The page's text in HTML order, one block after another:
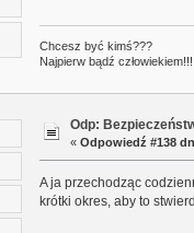
Chcesz być kimś???
Najpierw bądź człowiekiem!!!
Odp:
«Odpowiedź #138
A ja przechodząc
krótki okres, aby to